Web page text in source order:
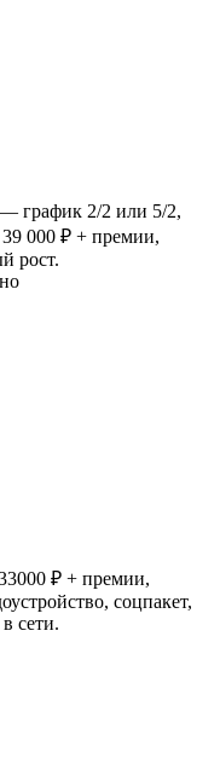
график 2/2 или 5/2,
39 000 ₽ + премии,
рост.
₽ + премии,
соцпакет,
сети.